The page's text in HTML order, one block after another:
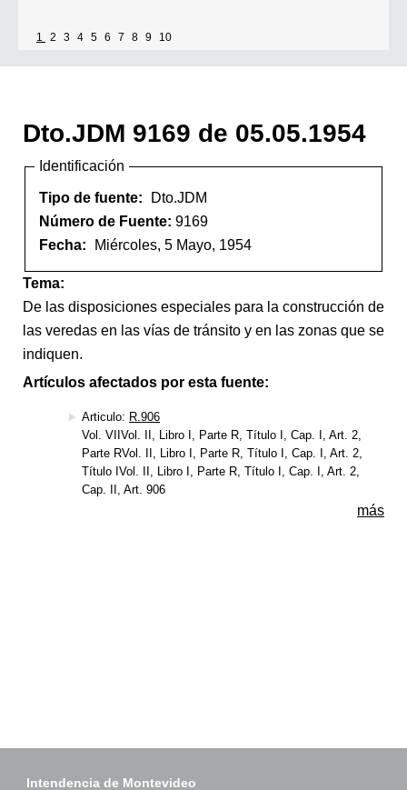
1 2 3 4 5 6 7 8 9 10
Dto.JDM 9169 de 05.05.1954
Identificación
Tipo de fuente:
Dto.JDM
Número de Fuente: 9169
Fecha:
Miércoles, 5 Mayo, 1954
Tema:
De las disposiciones especiales para la construcción de
las veredas en las vías de tránsito y en las zonas que se
indiquen.
Artículos afectados por esta fuente:
Articulo: R.906
Vol. VIIVol. II, Libro I, Parte R, Título I, Cap. I, Art. 2,
Parte RVol. II, Libro I, Parte R, Título I, Cap. I, Art. 2,
Título IVol. II, Libro I, Parte R, Título I, Cap. I, Art. 2,
Cap. II, Art. 906
más
Intendencia de Montevideo